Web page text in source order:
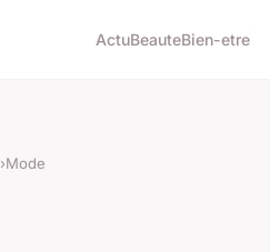
ActuBeauteBien-etre
›Mode